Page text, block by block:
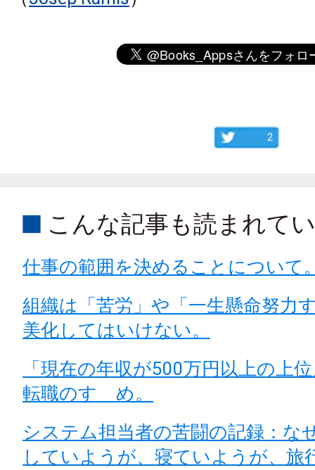
2
こんな記事も読まれて
仕事の範囲を決めることについて
組織は「苦労」や「一生懸命努力
美化してはいけない。
「現在の年収が500万円以上の上
転職のすゝめ。
システム担当者の苦闘の記録：な
していようが、寝ていようが、旅